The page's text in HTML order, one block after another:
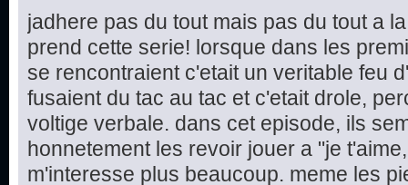
jadhere pas du tout mais pas du tout a
prend cette serie! lorsque dans les
se rencontraient c'etait un veritable feu
fusaient du tac au tac et c'etait drole,
voltige verbale. dans cet episode, ils
honnetement les revoir jouer a "je
m'interesse plus beaucoup. meme les